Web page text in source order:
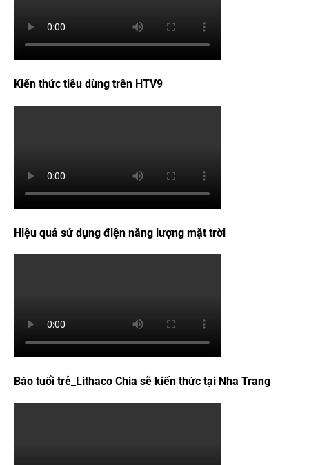
Kiến thức tiêu dùng trên HTV9
Hiệu quả sử dụng điện năng lượng mặt trời
Báo tuổi trẻ_Lithaco Chia sẽ kiến thức tại Nha Trang